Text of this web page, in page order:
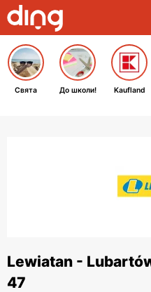
Свята До школи! Kaufland
Lewiatan -
47